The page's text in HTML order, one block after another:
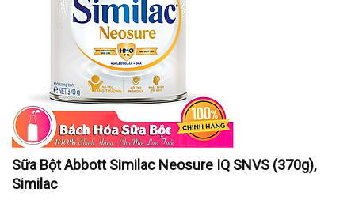
Sữa Bột Abbott Similac Neosure IQ SNVS (370g),
Similac